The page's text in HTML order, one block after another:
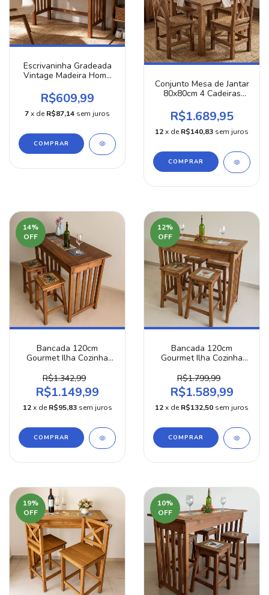
Escrivaninha Gradeada
Vintage Madeira Home
R$609,99
7x de R$87,14 sem juros
COMPRAR
Conjunto Mesa de Jantar
80x80cm 4 Cadeiras
Moderna
R$1.689,95
12x de R$140,83 sem juros
COMPRAR
14%
OFF
Bancada 120cm
Gourmet Ilha Cozinha
Banquetas
R$1.342,99
R$1.149,99
12 x de R$95,83 sem juros
COMPRAR
12%
OFF
Bancada 120cm
Gourmet Ilha Cozinha
Banquetas
R$1.799,99
R$1.589,99
12x de R$132,50 sem juros
COMPRAR
19%
OFF
10%
OFF